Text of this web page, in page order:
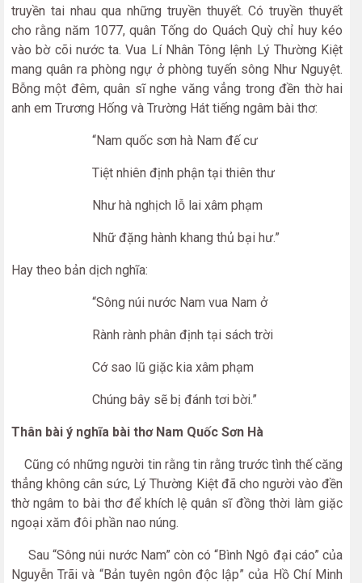
truyền tai nhau qua những truyền thuyết. Có truyền thuyết
cho rằng năm 1077, quân Tống do Quách Quỳ chỉ huy kéo
vào bờ cõi nước ta. Vua Lí Nhân Tông lệnh Lý Thường Kiệt
mang quân ra phòng ngự ở phòng tuyến sông Như Nguyệt.
Bỗng một đêm, quân sĩ nghe văng vẳng trong đền thờ hai
anh em Trương Hống và Trường Hát tiếng ngâm bài thơ:
“Nam quốc sơn hà Nam đế cư
Tiệt nhiên định phận tại thiên thư
Như hà nghịch lỗ lai xâm phạm
Nhữ đặng hành khang thủ bại hư.”
Hay theo bản dịch nghĩa:
“Sông núi nước Nam vua Nam ở
Rành rành phân định tại sách trời
Cớ sao lũ giặc kia xâm phạm
Chúng bây sẽ bị đánh tơi bời.”
Thân bài ý nghĩa bài thơ Nam Quốc Sơn Hà
Cũng có những người tin rằng tin rằng trước tình thế căng
thẳng không cân sức, Lý Thường Kiệt đã cho người vào đền
thờ ngâm to bài thơ để khích lệ quân sĩ đồng thời làm giặc
ngoại xăm đôi phần nao núng.
Sau “Sông núi nước Nam” còn có “Bình Ngô đại cáo” của
Nguyễn Trãi và “Bản tuyên ngôn độc lập” của Hồ Chí Minh